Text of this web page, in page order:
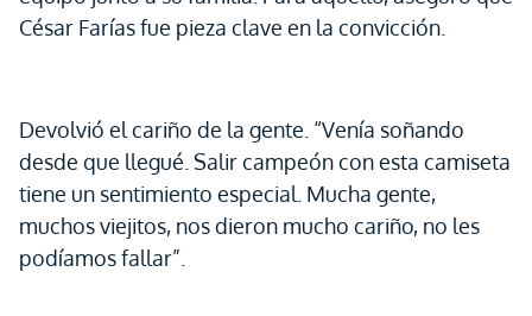
César Farías fue pieza clave en la convicción.
Devolvió el cariño de la gente. “Venía soñando
desde que llegué. Salir campeón con esta camiseta
tiene un sentimiento especial. Mucha gente,
muchos viejitos, nos dieron mucho cariño, no les
podíamos fallar”.